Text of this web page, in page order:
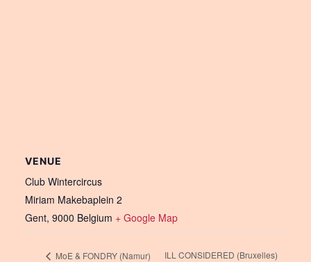
VENUE
Club Wintercircus
Miriam Makebaplein 2
Gent, 9000 Belgium + Google Map
MoE & FONDRY (Namur) ILL CONSIDERED (Bruxelles)